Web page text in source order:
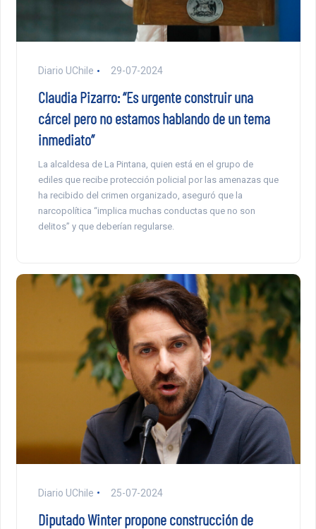
Diario UChile 29-07-2024
Claudia Pizarro: “Es urgente construir una
cárcel pero no estamos hablando de un tema
inmediato”
La alcaldesa de La Pintana, quien está en el grupo de
ediles que recibe protección policial por las amenazas que
ha recibido del crimen organizado, aseguró que la
narcopolítica “implica muchas conductas que no son
delitos” y que deberían regularse.
Diario UChile 25-07-2024
Diputado Winter propone construcción de